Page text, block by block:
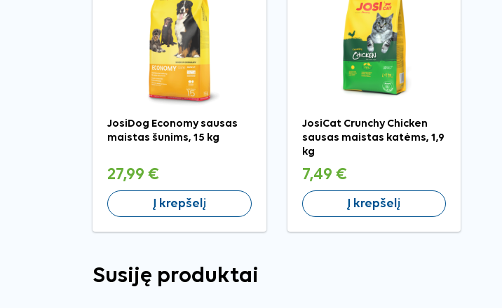
JosiDog Economy sausas
maistas šunims, 15 kg
27,99 €
Į krepšelį
JosiCat Crunchy Chicken
sausas maistas katėms, 1,9
kg
7,49 €
Į krepšelį
Susiję produktai